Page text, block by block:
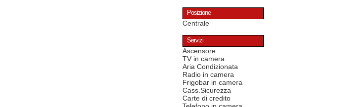
Posizione
Centrale
Servizi
Ascensore
TV in camera
Aria Condizionata
Radio in camera
Frigobar in camera
Cass.Sicurezza
Carte di credito